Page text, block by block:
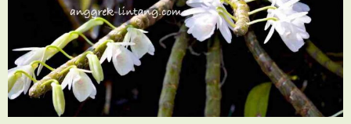
SHOW & EVENTS
VOTING
ABOUT US